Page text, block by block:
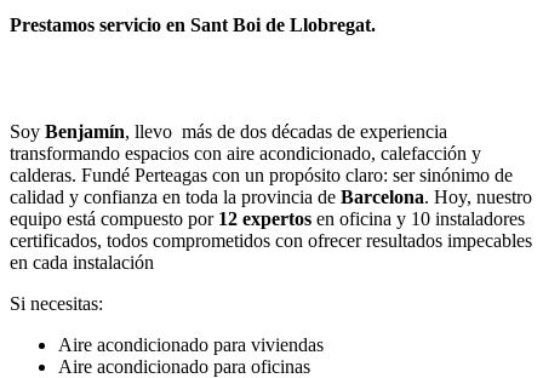
Prestamos servicio en Sant Boi de Llobregat.
Soy Benjamín, llevo más de dos décadas de experiencia
transformando espacios con aire acondicionado, calefacción y
calderas. Fundé Perteagas con un propósito claro: ser sinónimo de
calidad y confianza en toda la provincia de Barcelona. Hoy, nuestro
equipo está compuesto por 12 expertos en oficina y 10 instaladores
certificados, todos comprometidos con ofrecer resultados impecables
en cada instalación
Si necesitas:
Aire acondicionado para viviendas
Aire acondicionado para oficinas